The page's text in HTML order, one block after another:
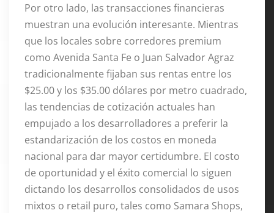
Por otro lado, las transacciones financieras
muestran una evolución interesante. Mientras
que los locales sobre corredores premium
como Avenida Santa Fe o Juan Salvador Agraz
tradicionalmente fijaban sus rentas entre los
$25.00 y los $35.00 dólares por metro cuadrado,
las tendencias de cotización actuales han
empujado a los desarrolladores a preferir la
estandarización de los costos en moneda
nacional para dar mayor certidumbre. El costo
de oportunidad y el éxito comercial lo siguen
dictando los desarrollos consolidados de usos
mixtos o retail puro, tales como Samara Shops,